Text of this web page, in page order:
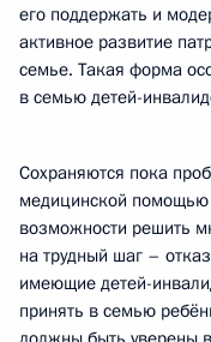
его поддержать и
активное развитие
семье. Такая форма
в семью детей-
Сохраняются пока
медицинской
возможности решить
на трудный шаг –
имеющие детей-
принять в семью